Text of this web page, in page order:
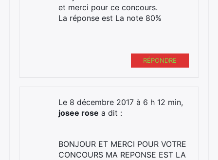
et merci pour ce concours.
La réponse est La note 80%
RÉPONDRE
Le 8 décembre 2017 à 6 h 12 min,
josee rose a dit :
BONJOUR ET MERCI POUR VOTRE
CONCOURS MA REPONSE EST LA